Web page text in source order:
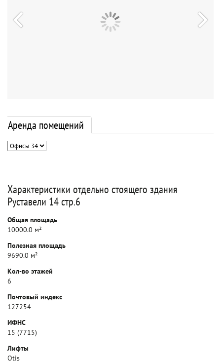
Аренда помещений
Характеристики отдельно стоящего здания
Руставели 14 стр.6
Общая площадь
10000.0 м²
Полезная площадь
9690.0 м²
Кол-во этажей
6
Почтовый индекс
127254
ИФНС
15 (7715)
Лифты
Otis